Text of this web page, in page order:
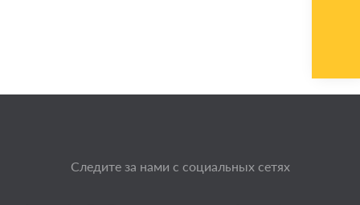
Следите за нами с социальных сетях